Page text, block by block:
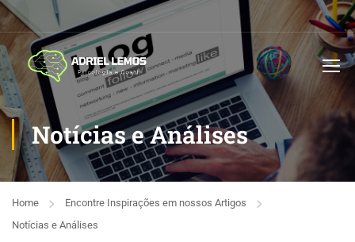
Notícias e Análises
Home
Encontre Inspirações em nossos Artigos
Notícias e Análises